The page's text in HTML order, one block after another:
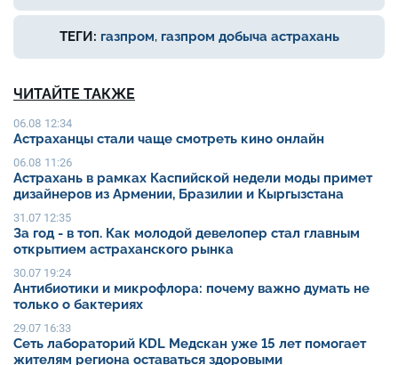
ТЕГИ: газпром, газпром добыча астрахань
ЧИТАЙТЕ ТАКЖЕ
06.08 12:34
Астраханцы стали чаще смотреть кино онлайн
06.08 11:26
Астрахань в рамках Каспийской недели моды примет
дизайнеров из Армении, Бразилии и Кыргызстана
31.07 12:35
За год - в топ. Как молодой девелопер стал главным
открытием астраханского рынка
30.07 19:24
Антибиотики и микрофлора: почему важно думать не
только о бактериях
29.07 16:33
Сеть лабораторий KDL Медскан уже 15 лет помогает
жителям региона оставаться здоровыми